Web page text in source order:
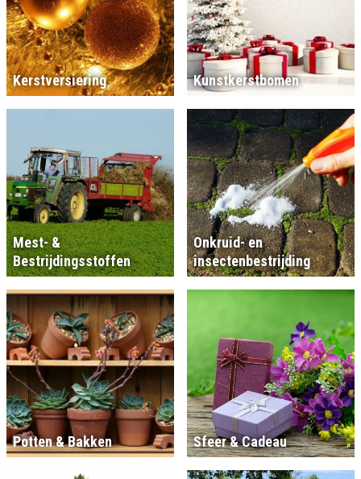
Kerstversiering Kunstkerstbomen
Mest- &
Bestrijdingsstoffen
Onkruid- en
insectenbestrijding
Potten & Bakken Sfeer & Cadeau